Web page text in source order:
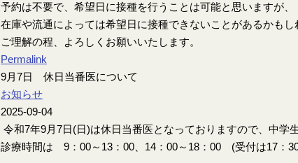
予約は不要で、希望日に接種を行うことは可能と思いますが、
在庫や流通によっては希望日に接種できないことがあるかもし
ご理解の程、よろしくお願いいたします。
Permalink
9月7日 休日当番医について
お知らせ
2025-09-04
令和7年9月7日(日)は休日当番医となっておりますので、中学
診療時間は 9：00～13：00、14：00～18：00 (受付は17：